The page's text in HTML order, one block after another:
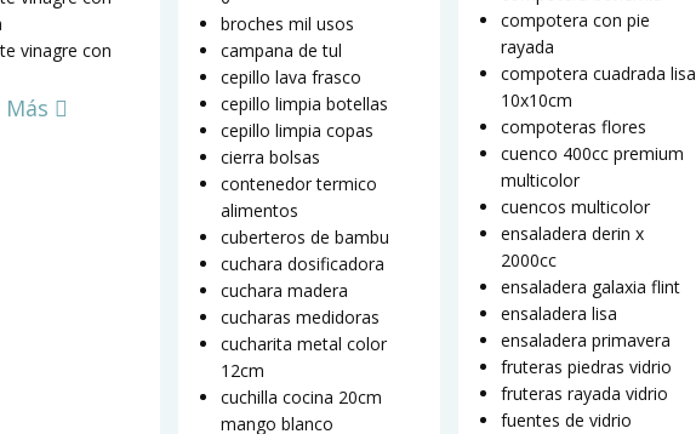
vinagre con
broches mil usos
campana de tul
cepillo lava frasco
cepillo limpia botellas
cepillo limpia copas
cierra bolsas
contenedor termico
alimentos
cuberteros de bambu
cuchara dosificadora
cuchara madera
cucharas medidoras
cucharita metal color
12cm
cuchilla cocina 20cm
mango blanco
compotera con pie
rayada
compotera cuadrada lisa
10x10cm
compoteras flores
cuenco 400cc premium
multicolor
cuencos multicolor
ensaladera derin x
2000cc
ensaladera galaxia flint
ensaladera lisa
ensaladera primavera
fruteras piedras vidrio
fruteras rayada vidrio
fuentes de vidrio